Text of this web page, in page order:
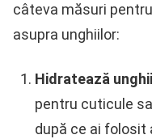
câteva măsuri
asupra unghiilor:
Hidratează
pentru cuticule
după ce ai folosit